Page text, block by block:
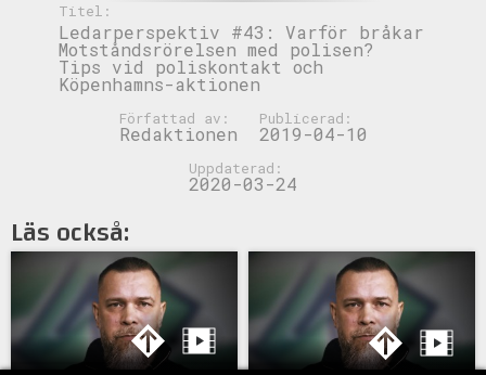
Titel:
Ledarperspektiv #43: Varför bråkar
Motståndsrörelsen med polisen?
Tips vid poliskontakt och
Köpenhamns-aktionen
Författad av:
Redaktionen
Publicerad:
2019-04-10
Uppdaterad:
2020-03-24
Läs också: